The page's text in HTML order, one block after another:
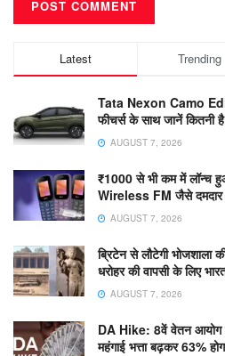
Latest Trending
Tata Nexon Camo
फीचर्स के साथ जानें कितनी
AUGUST 7, 2026
₹1000 से भी कम में लॉन्च
Wireless FM जैसे दमदार
AUGUST 7, 2026
ब्रिटेन से लौटेगी भोजशाला
धरोहर की वापसी के लिए
AUGUST 7, 2026
DA Hike: 8वें वेतन आयोग से
महंगाई भत्ता बढ़कर 63%